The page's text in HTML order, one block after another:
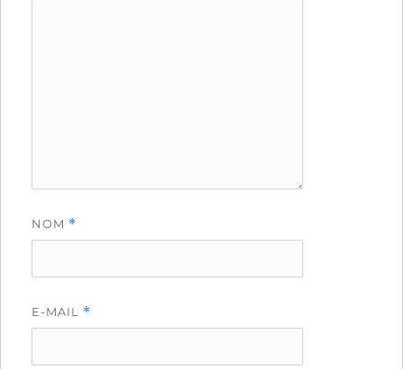
NOM *
E-MAIL *